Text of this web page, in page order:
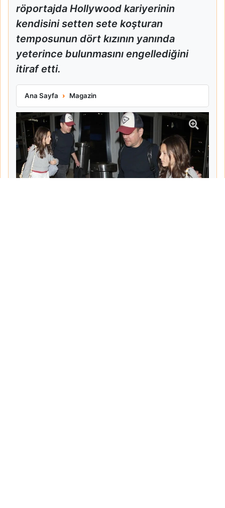
röportajda Hollywood kariyerinin
kendisini setten sete koşturan
temposunun dört kızının yanında
yeterince bulunmasını engellediğini
itiraf etti.
Ana Sayfa Magazin
Matt Damon Babalık Pişmanlığını İtiraf Etti